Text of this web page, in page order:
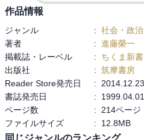
［　読了した日　］
作品情報
ジャンル : 社会・政
著者
: 進藤榮一
掲載誌・レーベル
:
ちくま新書
出版社
: 筑摩書房
Reader Store発売日
:
2014.12.23
書誌発売日
:
1999.04.01
ページ数
:
214ページ
ファイルサイズ
: 12.8MB